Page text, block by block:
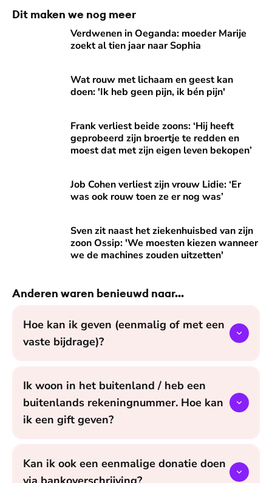
Dit maken we nog meer
Verdwenen in Oeganda: moeder Marije
zoekt al tien jaar naar Sophia
Verdwenen in Oeganda: moeder Marije zoekt al tien jaar
Wat rouw met lichaam en geest kan
doen: 'Ik heb geen pijn, ik bén pijn'
Wat rouw met lichaam en geest kan doen: 'Ik heb geen
Frank verliest beide zoons: ‘Hij heeft
geprobeerd zijn broertje te redden en
moest dat met zijn eigen leven bekopen’
Frank verliest beide zoons: ‘Hij heeft geprobeerd zijn
Job Cohen verliest zijn vrouw Lidie: ‘Er
was ook rouw toen ze er nog was’
Job Cohen verliest zijn vrouw Lidie: ‘Er was ook rouw toen
Sven zit naast het ziekenhuisbed van zijn
zoon Ossip: 'We moesten kiezen wanneer
we de machines zouden uitzetten'
Sven zit naast het ziekenhuisbed van zijn zoon Ossip:
Anderen waren benieuwd naar...
Hoe kan ik geven (eenmalig of met een
vaste bijdrage)?
Ik woon in het buitenland / heb een
buitenlands rekeningnummer. Hoe kan
ik een gift geven?
Kan ik ook een eenmalige donatie doen